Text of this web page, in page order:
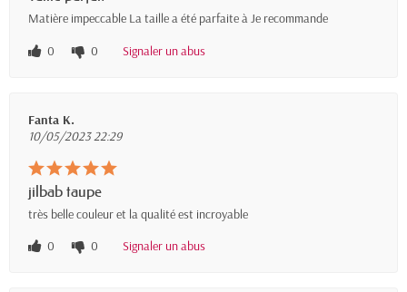
Matière impeccable La taille a été parfaite à Je recommande
0
0 Signaler un abus
Fanta K.
10/05/2023 22:29
jilbab taupe
très belle couleur et la qualité est incroyable
0
0 Signaler un abus